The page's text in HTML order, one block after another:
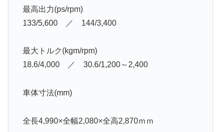
最高出力(ps/rpm)
133/5,600 ／ 144/3,400
最大トルク(kgm/rpm)
18.6/4,000 ／ 30.6/1,200～2,400
車体寸法(mm)
全長4,990×全幅2,080×全高2,870ｍｍ